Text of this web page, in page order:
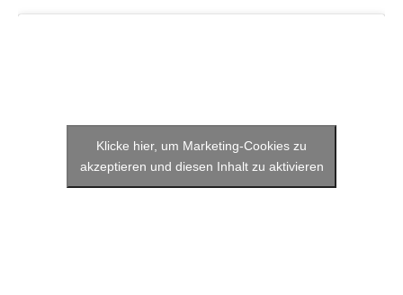
Klicke hier, um Marketing-Cookies zu
akzeptieren und diesen Inhalt zu aktivieren